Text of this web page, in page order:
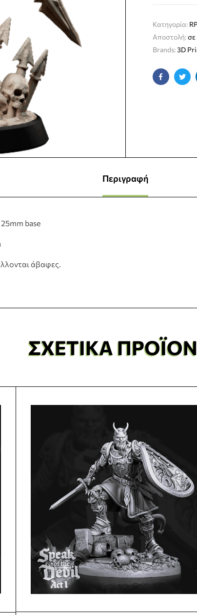
Κατηγορία:
Αποστολή:σε
Brands:3D
Facebook
Περιγραφή
base
άβαφες.
ΣΧΕΤΙΚΆ